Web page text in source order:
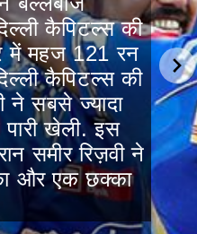
कैपिटल्स की
में महज 121 रन
कैपिटल्स की
ने सबसे ज्यादा
पारी खेली. इस
समीर रिज़वी ने
और एक छक्का